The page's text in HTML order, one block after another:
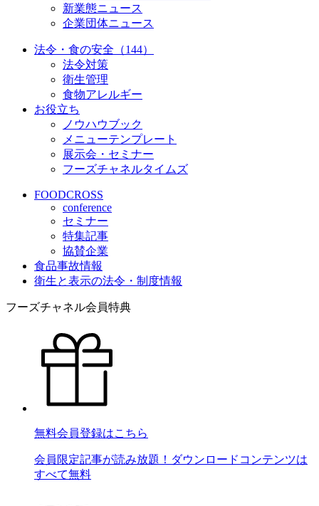
新業態ニュース
企業団体ニュース
法令・食の安全（144）
法令対策
衛生管理
食物アレルギー
お役立ち
ノウハウブック
メニューテンプレート
展示会・セミナー
フーズチャネルタイムズ
FOODCROSS
conference
セミナー
特集記事
協賛企業
食品事故情報
衛生と表示の法令・制度情報
フーズチャネル会員特典
無料会員登録はこちら
会員限定記事が読み放題！ダウンロードコンテンツは
すべて無料